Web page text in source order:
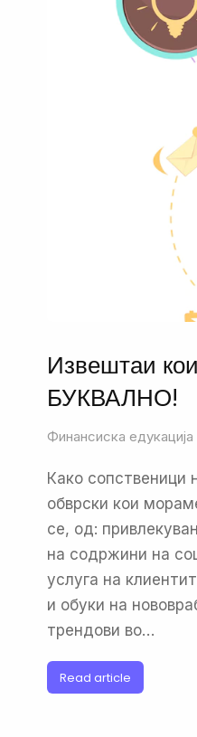
Извештаи
БУКВАЛНО!
Финансиска едукација
Како сопственици
обврски кои
се, од:
на содржини на
услуга на
и обуки на
трендови во…
Read article